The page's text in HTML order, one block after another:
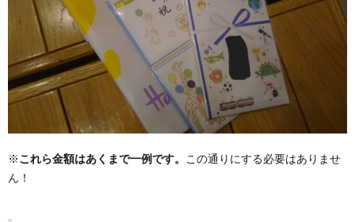
※これら金額はあくまで一例です。
この通りにする必要はありませ
ん！